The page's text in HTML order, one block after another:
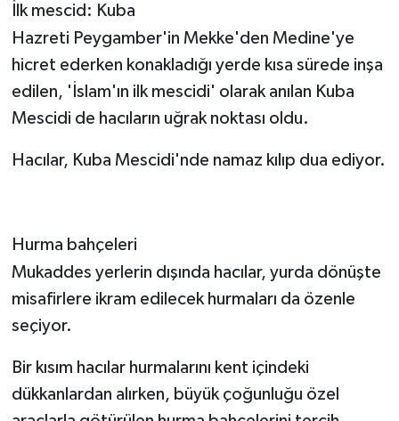
İlk mescid: Kuba
Hazreti Peygamber'in Mekke'den Medine'ye
hicret ederken konakladığı yerde kısa sürede inşa
edilen, 'İslam'ın ilk mescidi' olarak anılan Kuba
Mescidi de hacıların uğrak noktası oldu.
Hacılar, Kuba Mescidi'nde namaz kılıp dua ediyor.
Hurma bahçeleri
Mukaddes yerlerin dışında hacılar, yurda dönüşte
misafirlere ikram edilecek hurmaları da özenle
seçiyor.
Bir kısım hacılar hurmalarını kent içindeki
dükkanlardan alırken, büyük çoğunluğu özel